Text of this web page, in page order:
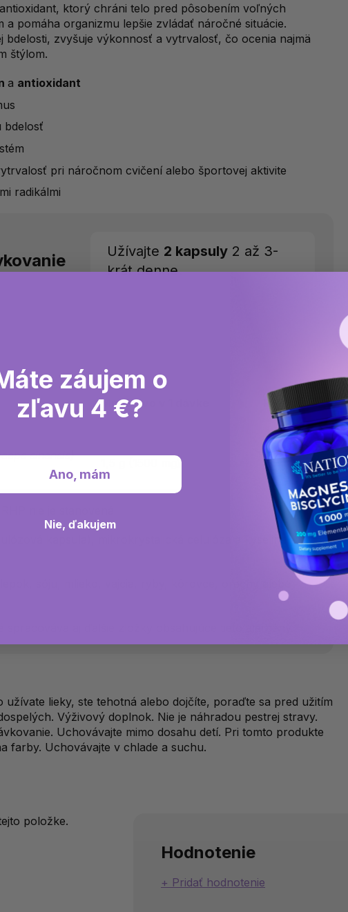
ktorý chráni telo pred pôsobením voľných
a pomáha organizmu lepšie zvládať náročné situácie.
bdelosti, zvyšuje výkonnosť a vytrvalosť, čo ocenia najmä
štýlom.
a antioxidant
bdelosť
pri náročnom cvičení alebo športovej aktivite
radikálmi
Užívajte 2 kapsuly 2 až 3-
krát denne.
Množstvo v 1 dávke RHP*
sinensis)
1,5 g (1500 mg) **
nie je stanovená
kapsula), mikrokrystalická celulóza a kyselina
sóju, mlieko, vajcia, ryby, kôrovce, orechy alebo
aj ďalšie zložky obsahujúce tieto alergény.
lieky, ste tehotná alebo dojčíte, poraďte sa pred užitím
Výživový doplnok. Nie je náhradou pestrej stravy.
Uchovávajte mimo dosahu detí. Pri tomto produkte
farby. Uchovávajte v chlade a suchu.
položke.
Hodnotenie
Pridať hodnotenie
záujem o
zľavu 4 €?
Ano, mám
Nie, ďakujem